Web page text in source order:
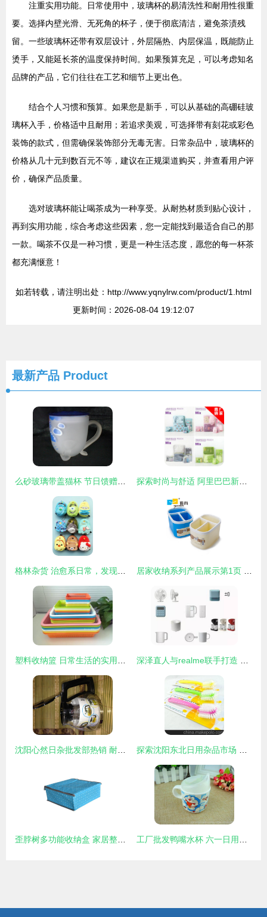
注重实用功能。日常使用中，玻璃杯的易清洗性和耐用性很重
要。选择内壁光滑、无死角的杯子，便于彻底清洁，避免茶渍残
留。一些玻璃杯还带有双层设计，外层隔热、内层保温，既能防止
烫手，又能延长茶的温度保持时间。如果预算充足，可以考虑知名
品牌的产品，它们往往在工艺和细节上更出色。
结合个人习惯和预算。如果您是新手，可以从基础的高硼硅玻
璃杯入手，价格适中且耐用；若追求美观，可选择带有刻花或彩色
装饰的款式，但需确保装饰部分无毒无害。日常杂品中，玻璃杯的
价格从几十元到数百元不等，建议在正规渠道购买，并查看用户评
价，确保产品质量。
选对玻璃杯能让喝茶成为一种享受。从耐热材质到贴心设计，
再到实用功能，综合考虑这些因素，您一定能找到最适合自己的那
一款。喝茶不仅是一种习惯，更是一种生活态度，愿您的每一杯茶
都充满惬意！
如若转载，请注明出处：http://www.yqnylrw.com/product/1.html
更新时间：2026-08-04 19:12:07
最新产品 Product